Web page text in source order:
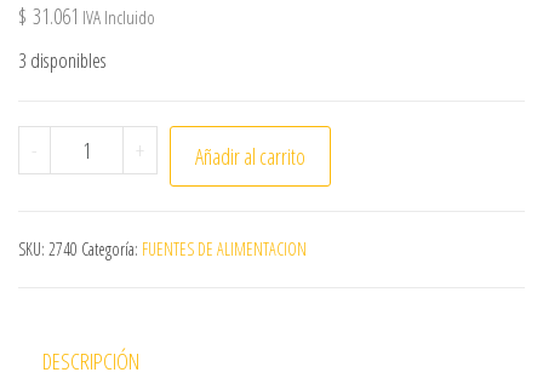
$ 31.061 IVA Incluido
3 disponibles
- Fuente 14V-3.5A,5.5x3.0mm,p/mon,SAM 2601 cantidad
+ Añadir al carrito
SKU: 2740 Categoría: FUENTES DE ALIMENTACION
DESCRIPCIÓN